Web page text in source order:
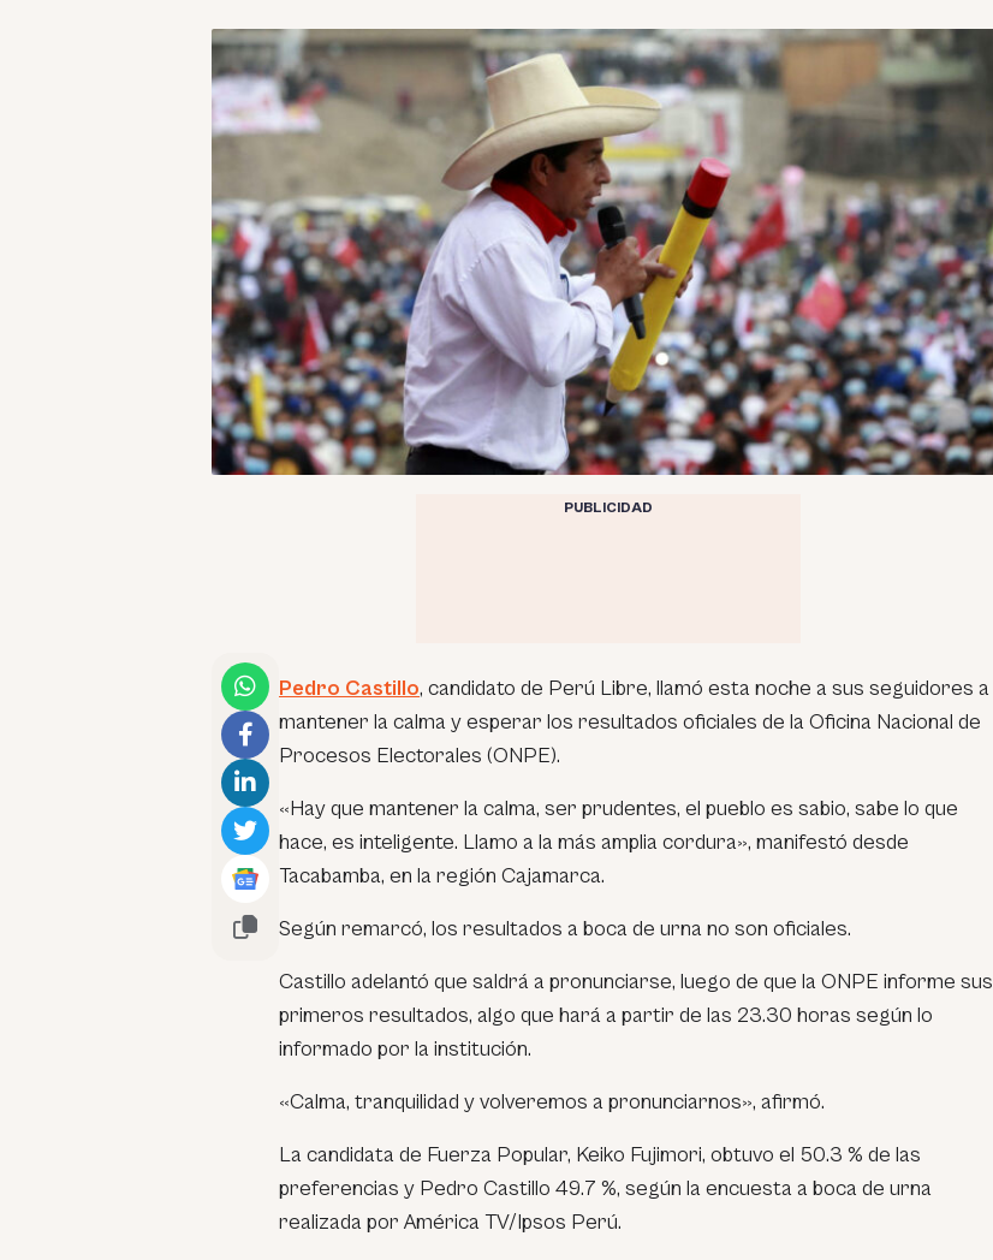
PUBLICIDAD
Pedro Castillo, candidato de Perú Libre, llamó esta noche a sus seguidores a
mantener la calma y esperar los resultados oficiales de la Oficina Nacional de
Procesos Electorales (ONPE).
«Hay que mantener la calma, ser prudentes, el pueblo es sabio, sabe lo que
hace, es inteligente. Llamo a la más amplia cordura», manifestó desde
Tacabamba, en la región Cajamarca.
Según remarcó, los resultados a boca de urna no son oficiales.
Castillo adelantó que saldrá a pronunciarse, luego de que la ONPE informe sus
primeros resultados, algo que hará a partir de las 23.30 horas según lo
informado por la institución.
«Calma, tranquilidad y volveremos a pronunciarnos», afirmó.
La candidata de Fuerza Popular, Keiko Fujimori, obtuvo el 50.3 % de las
preferencias y Pedro Castillo 49.7 %, según la encuesta a boca de urna
realizada por América TV/Ipsos Perú.